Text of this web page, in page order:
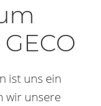
ist uns ein
wir unsere